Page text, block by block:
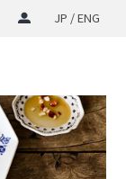
JP / ENG